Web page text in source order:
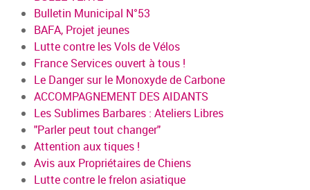
Bulletin Municipal N°53
BAFA, Projet jeunes
Lutte contre les Vols de Vélos
France Services ouvert à tous !
Le Danger sur le Monoxyde de Carbone
ACCOMPAGNEMENT DES AIDANTS
Les Sublimes Barbares : Ateliers Libres
"Parler peut tout changer"
Attention aux tiques !
Avis aux Propriétaires de Chiens
Lutte contre le frelon asiatique